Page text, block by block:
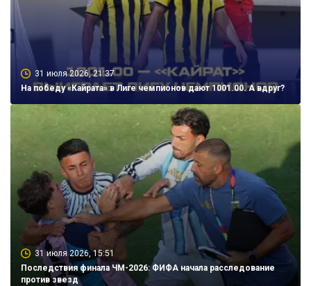
31 июля 2026, 21:37
На победу «Кайрата» в Лиге чемпионов дают 1001.00. А вдруг?
31 июля 2026, 15:51
Последствия финала ЧМ-2026: ФИФА начала расследование
против звезд